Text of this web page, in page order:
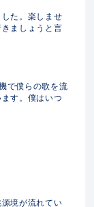
た。楽しませ
ましょうと言
で僕らの歌を流
す。僕はいつ
境が流れてい